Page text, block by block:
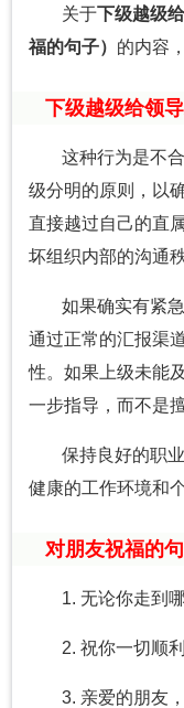
关于下级越级
福的句子） 的内容
下级越级给领
这种行为是不
级分明的原则，以
直接越过自己的直
坏组织内部的沟通
如果确实有紧
通过正常的汇报渠
性。如果上级未能
一步指导，而不是
保持良好的职
健康的工作环境和
对朋友祝福的
1. 无论你走到
2. 祝你一切顺
3. 亲爱的朋友